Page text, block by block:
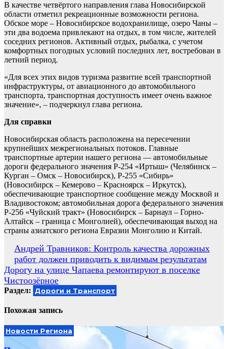
В качестве четвёртого направления глава Новосибирской
области отметил рекреационные возможности региона.
Обское море – Новосибирское водохранилище, озеро Чаны –
эти два водоема привлекают на отдых, в том числе, жителей
соседних регионов. Активный отдых, рыбалка, с учетом
комфортных погодных условий последних лет, востребован в
летний период.
«Для всех этих видов туризма развитие всей транспортной
инфраструктуры, от авиационного до автомобильного
транспорта, транспортная доступность имеет очень важное
значение», – подчеркнул глава региона.
Для справки
Новосибирская область расположена на пересечении
крупнейших межрегиональных потоков. Главные
транспортные артерии нашего региона — автомобильные
дороги федерального значения Р-254 «Иртыш» (Челябинск –
Курган – Омск – Новосибирск), Р-255 «Сибирь»
(Новосибирск – Кемерово – Красноярск – Иркутск),
обеспечивающие транспортное сообщение между Москвой и
Владивостоком; автомобильная дорога федерального значения
Р-256 «Чуйский тракт» (Новосибирск – Барнаул – Горно-
Алтайск – граница с Монголией), обеспечивающая выход на
страны азиатского региона Евразии Монголию и Китай.
Навигация
по
записям
Андрей Травников: Контроль качества дорожных
работ должен приводить к видимым результатам
Дорогу на улице Чапаева ремонтируют в поселке
Чистоозёрное
Раздел: Дороги и Транспорт
Похожая запись
Новости Региона